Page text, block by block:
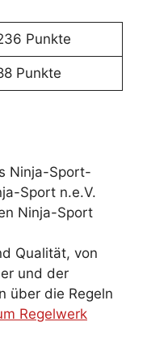
Punkte
Punkte
Ninja-Sport-
Sport n.e.V.
Ninja-Sport
Qualität, von
und der
über die Regeln
Regelwerk